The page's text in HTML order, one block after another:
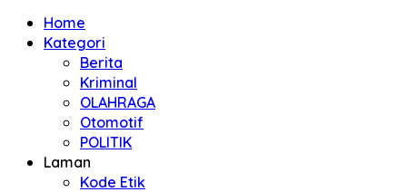
Home
Kategori
Berita
Kriminal
OLAHRAGA
Otomotif
POLITIK
Laman
Kode Etik